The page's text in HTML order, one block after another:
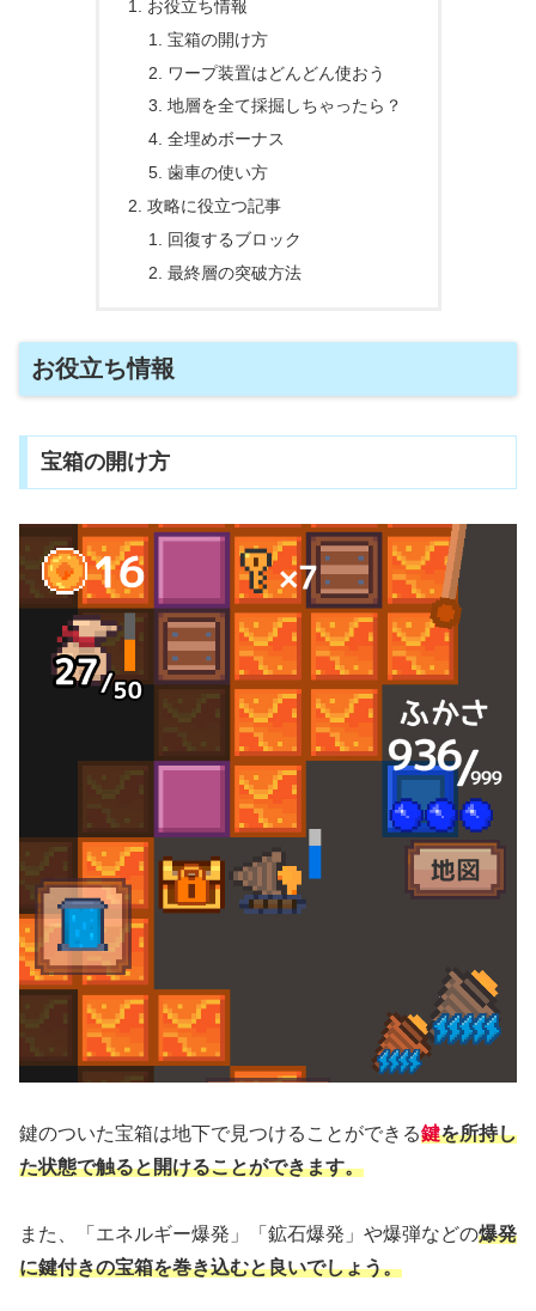
お役立ち情報
宝箱の開け方
ワープ装置はどんどん使おう
地層を全て採掘しちゃったら？
全埋めボーナス
歯車の使い方
攻略に役立つ記事
回復するブロック
最終層の突破方法
お役立ち情報
宝箱の開け方
鍵のついた宝箱は地下で見つけることができる鍵を所持し
た状態で触ると開けることができます。
また、「エネルギー爆発」「鉱石爆発」や爆弾などの爆発
に鍵付きの宝箱を巻き込むと良いでしょう。